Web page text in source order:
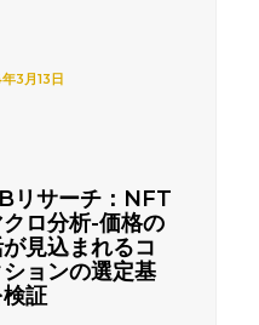
3月13日
リサーチ：NFT
ロ分析-価格の
見込まれるコ
ションの選定基
証